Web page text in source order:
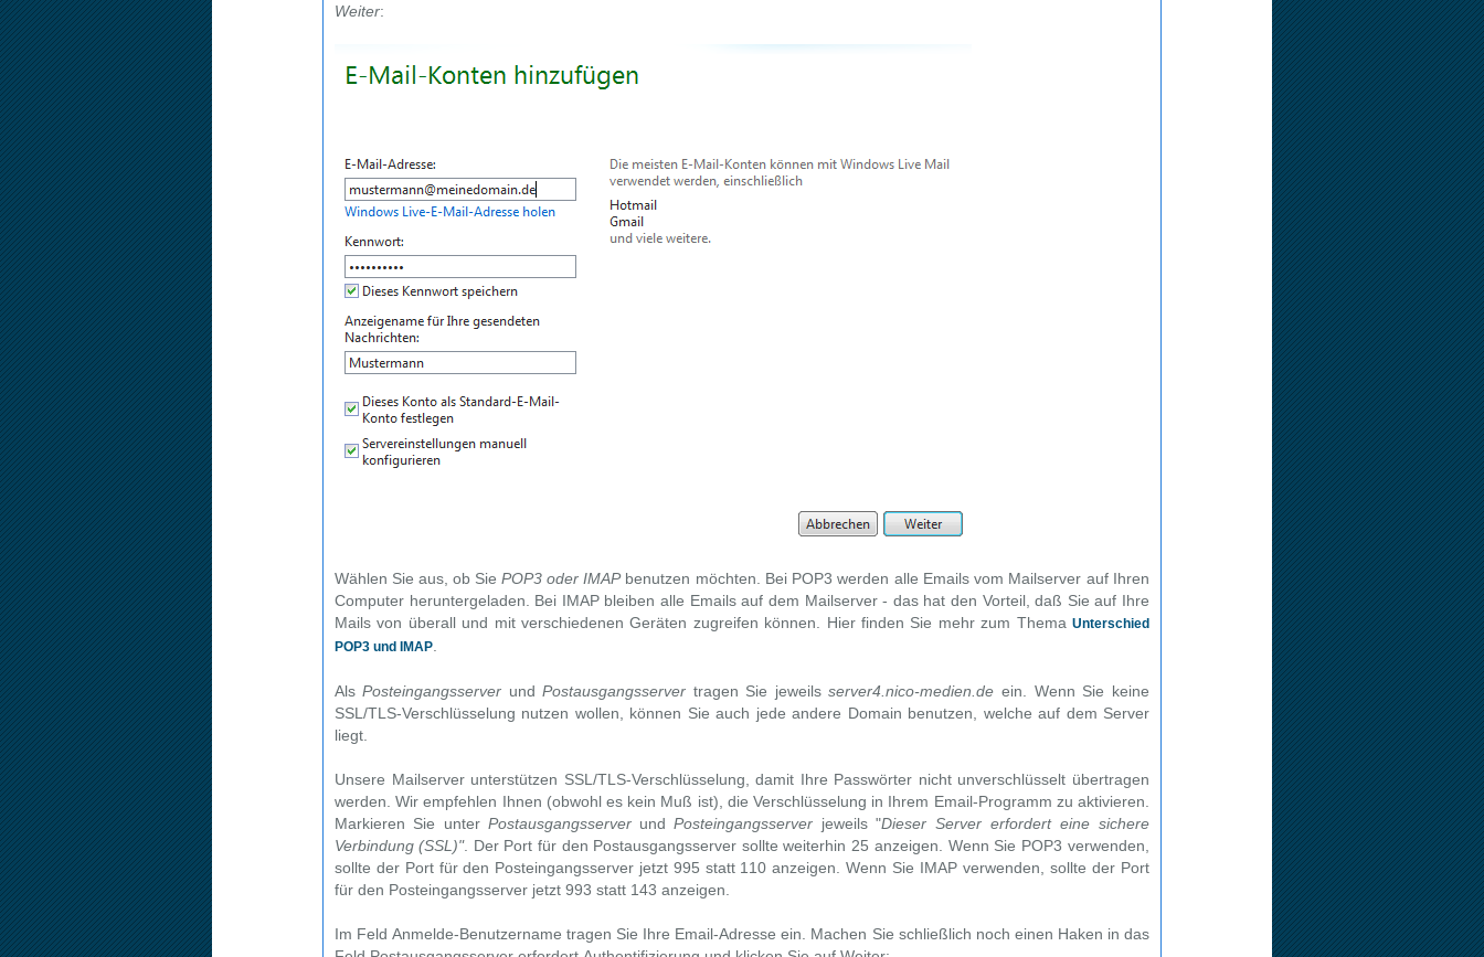
Weiter:
Wählen Sie aus, ob Sie POP3 oder IMAPbenutzen möchten. Bei POP3 werden alle Emails vom Mailserver auf Ihren
Computer heruntergeladen. Bei IMAP bleiben alle Emails auf dem Mailserver - das hat den Vorteil, daß Sie auf Ihre
Mails von überall und mit verschiedenen Geräten zugreifen können. Hier finden Sie mehr zum Thema Unterschied
POP3 und IMAP
Als Posteingangsserver und Postausgangsserver tragen Sie jeweils server4.nico-medien.de ein. Wenn Sie keine
SSL/TLS-Verschlüsselung nutzen wollen, können Sie auch jede andere Domain benutzen, welche auf dem Server
liegt.
Unsere Mailserver unterstützen SSL/TLS-Verschlüsselung, damit Ihre Passwörter nicht unverschlüsselt übertragen
werden. Wir empfehlen Ihnen (obwohl es kein Muß ist), die Verschlüsselung in Ihrem Email-Programm zu aktivieren.
Markieren Sie unter Postausgangsserver und Posteingangsserver jeweils "Dieser Server erfordert eine sichere
Verbindung (SSL)". Der Port für den Postausgangsserver sollte weiterhin 25 anzeigen. Wenn Sie POP3 verwenden,
sollte der Port für den Posteingangsserver jetzt 995 statt 110 anzeigen. Wenn Sie IMAP verwenden, sollte der Port
für den Posteingangsserver jetzt 993 statt 143 anzeigen.
Im Feld Anmelde-Benutzername tragen Sie Ihre Email-Adresse ein. Machen Sie schließlich noch einen Haken in das